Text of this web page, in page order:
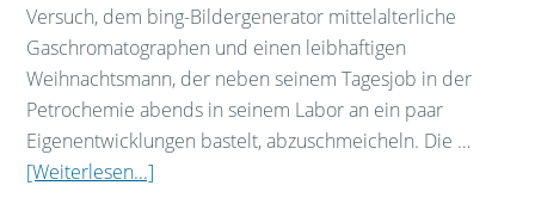
Versuch, dem bing-Bildergenerator mittelalterliche
Gaschromatographen und einen leibhaftigen
Weihnachtsmann, der neben seinem Tagesjob in der
Petrochemie abends in seinem Labor an ein paar
Eigenentwicklungen bastelt, abzuschmeicheln. Die …
[Weiterlesen...]